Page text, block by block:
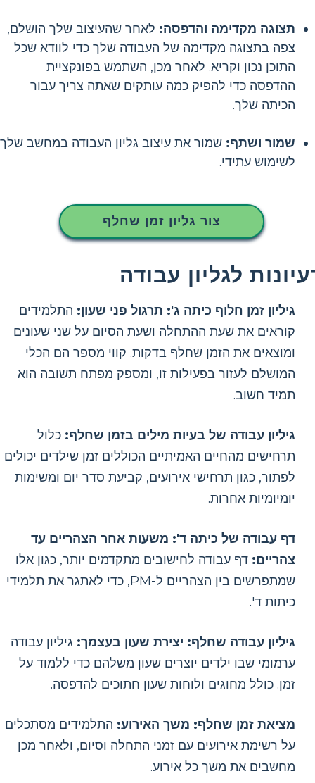
תצוגה מקדימה והדפסה: לאחר שהעיצוב שלך הושלם,
צפה בתצוגה מקדימה של העבודה שלך כדי לוודא שכל
התוכן נכון וקריא. לאחר מכן, השתמש בפונקציית
ההדפסה כדי להפיק כמה עותקים שאתה צריך עבור
הכיתה שלך.
שמור ושתף: שמור את עיצוב גליון העבודה במחשב שלך
לשימוש עתידי.
צור גליון זמן שחלף
לגליון עבודה
גיליון זמן חלוף כיתה ג': תרגול פני שעון: התלמידים
קוראים את שעת ההתחלה ושעת הסיום על שני שעונים
ומוצאים את הזמן שחלף בדקות. קווי מספר הם הכלי
המושלם לעזור בפעילות זו, ומספק מפתח תשובה הוא
תמיד חשוב.
גיליון עבודה של בעיות מילים בזמן שחלף: כלול
תרחישים מהחיים האמיתיים הכוללים זמן שילדים יכולים
לפתור, כגון תרחישי אירועים, קביעת סדר יום ומשימות
יומיומיות אחרות.
דף עבודה של כיתה ד': משעות אחר הצהריים עד
צהריים: דף עבודה לחישובים מתקדמים יותר, כגון אלו
שמתפרשים בין הצהריים ל-PM, כדי לאתגר את תלמידי
כיתות ד'.
גיליון עבודה שחלף: יצירת שעון בעצמך: גיליון עבודה
ערמומי שבו ילדים יוצרים שעון משלהם כדי ללמוד על
זמן. כולל מחוגים ולוחות שעון חתוכים להדפסה.
מציאת זמן שחלף: משך האירוע: התלמידים מסתכלים
על רשימת אירועים עם זמני התחלה וסיום, ולאחר מכן
מחשבים את משך כל אירוע.